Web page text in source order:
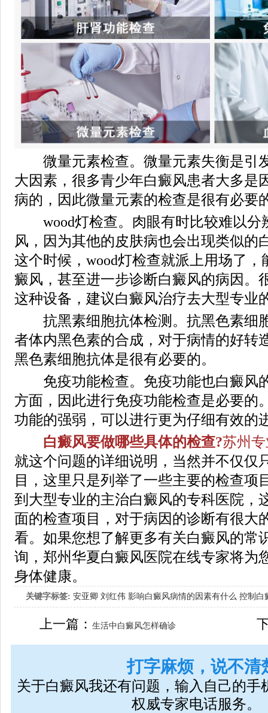
微量元素检查。微量元素失衡是引
大因素，很多青少年白癜风患者大多是
病的，因此微量元素的检查是很有必要
wood灯检查。肉眼有时比较难以分
风，因为其他的皮肤病也会出现类似的
这个时候，wood灯检查就派上用场了
癜风，甚至进一步诊断白癜风的病因。
这种设备，建议白癜风治疗去大型专业
抗黑素细胞抗体检测。抗黑色素细
者体内黑色素的合成，对于病情的好转
黑色素细胞抗体是很有必要的。
免疫功能检查。免疫功能也白癜风
方面，因此进行免疫功能检查是必要的
功能的强弱，可以进行更为仔细有效的
白癜风要做哪些具体的检查?苏州
就这个问题的详细说明，当然并不仅仅
目，这里只是列举了一些主要的检查项
到大型专业的主治白癜风的专科医院，
面的检查项目，对于病因的诊断有很大
看。如果您想了解更多有关白癜风的常
询，郑州华夏白癜风医院在线专家将为
身体健康。
关键字标签: 安亚卿 刘红伟 影响白癜风病情的因素有什么 控制白
女生应该如何治疗呢
上一篇：生活中白癜风怎样确诊
打字麻烦，说不清
关于白癜风我还有问题，输入自己的手
权威专家电话服务。